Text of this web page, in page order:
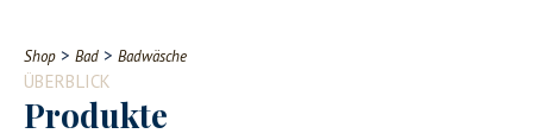
Contact
Shop > Bad > Badwäsche
ÜBERBLICK
Produkte